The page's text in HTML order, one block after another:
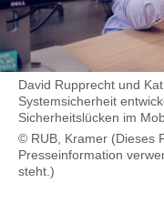
David Rupprecht und
Systemsicherheit
Sicherheitslücken im
© RUB, Kramer (Dieses
Presseinformation
steht.)